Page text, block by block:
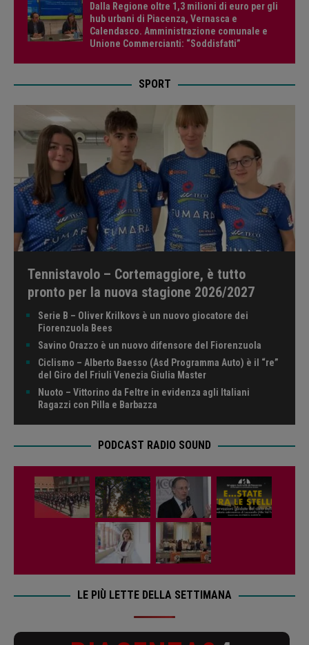
Dalla Regione oltre 1,3 milioni di euro per gli
hub urbani di Piacenza, Vernasca e
Calendasco. Amministrazione comunale e
Unione Commercianti: “Soddisfatti”
SPORT
Tennistavolo – Cortemaggiore, è tutto
pronto per la nuova stagione 2026/2027
Serie B – Oliver Krilkovs è un nuovo giocatore dei
Fiorenzuola Bees
Savino Orazzo è un nuovo difensore del Fiorenzuola
Ciclismo – Alberto Baesso (Asd Programma Auto) è il “re”
del Giro del Friuli Venezia Giulia Master
Nuoto – Vittorino da Feltre in evidenza agli Italiani
Ragazzi con Pilla e Barbazza
PODCAST RADIO SOUND
LE PIÙ LETTE DELLA SETTIMANA